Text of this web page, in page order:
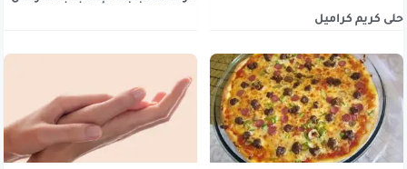
حلى كريم كراميل